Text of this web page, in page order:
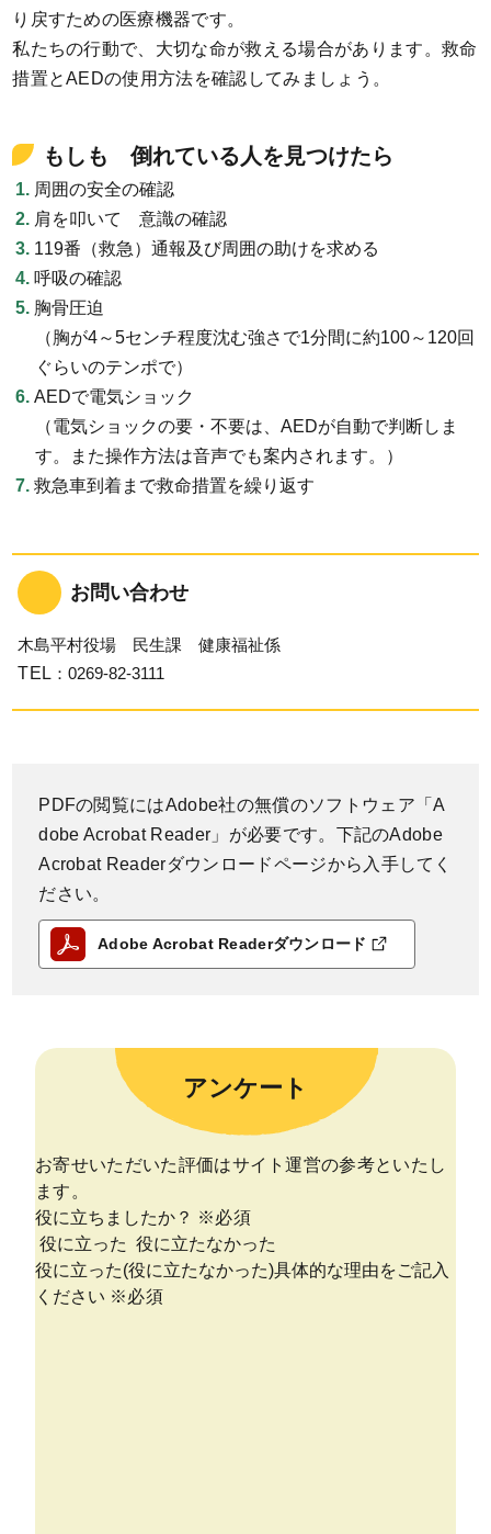
り戻すための医療機器です。
私たちの行動で、大切な命が救える場合があります。救命
措置とAEDの使用方法を確認してみましょう。
もしも 倒れている人を見つけたら
周囲の安全の確認
肩を叩いて 意識の確認
119番（救急）通報及び周囲の助けを求める
呼吸の確認
胸骨圧迫
（胸が4～5センチ程度沈む強さで1分間に約100～120回
ぐらいのテンポで）
AEDで電気ショック
（電気ショックの要・不要は、AEDが自動で判断しま
す。また操作方法は音声でも案内されます。）
救急車到着まで救命措置を繰り返す
お問い合わせ
木島平村役場 民生課 健康福祉係
TEL ：0269-82-3111
PDFの閲覧にはAdobe社の無償のソフトウェア「A
dobe Acrobat Reader」が必要です。下記のAdobe
Acrobat Readerダウンロードページから入手してく
ださい。
Adobe Acrobat Readerダウンロード
アンケート